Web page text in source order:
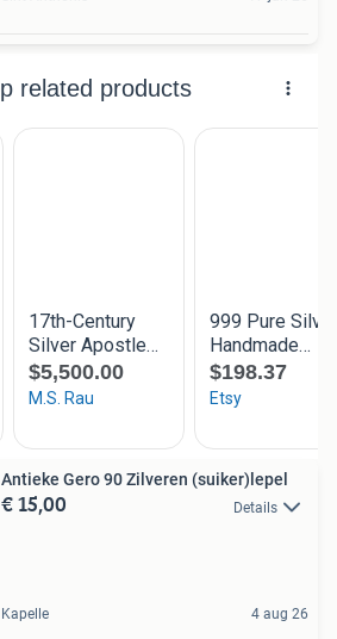
Antieke Gero 90 Zilveren (suiker)lepel
€ 15,00 Details
Kapelle 4 aug 26